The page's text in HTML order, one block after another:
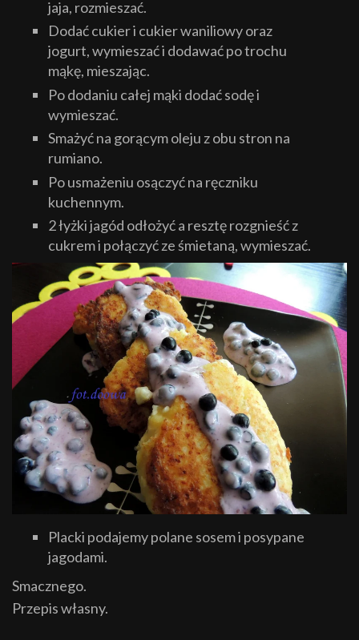
jaja, rozmieszać.
Dodać cukier i cukier waniliowy oraz
jogurt, wymieszać i dodawać po trochu
mąkę, mieszając.
Po dodaniu całej mąki dodać sodę i
wymieszać.
Smażyć na gorącym oleju z obu stron na
rumiano.
Po usmażeniu osączyć na ręczniku
kuchennym.
2 łyżki jagód odłożyć a resztę rozgnieść z
cukrem i połączyć ze śmietaną, wymieszać.
Placki podajemy polane sosem i posypane
jagodami.
Smacznego.
Przepis własny.